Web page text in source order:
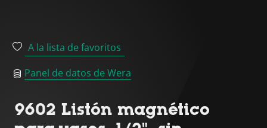
A la lista de favoritos
Panel de datos de Wera
9602 Listón magnético